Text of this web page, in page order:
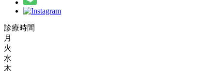
診療時間
月
火
水
木